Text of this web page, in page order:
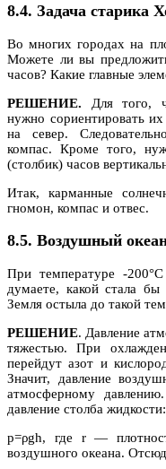
8.4. Задача старика
Во многих городах на
Можете ли вы
часов? Какие главные
РЕШЕНИЕ. Для того,
нужно сориентировать
на север.
компас. Кроме того,
(столбик) часов
Итак, карманные
гномон, компас и отвес.
8.5. Воздушный
При температуре -
думаете, какой стала
Земля остыла до такой
РЕШЕНИЕ. Давление
тяжестью. При
перейдут азот и
Значит, давление
атмосферному
давление столба жидкости:
p=ρgh, где r —
воздушного океана.